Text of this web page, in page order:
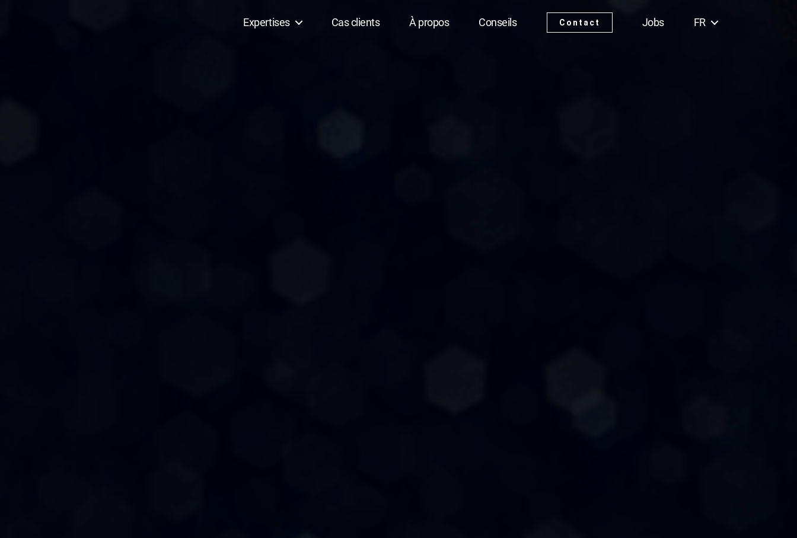
Expertises Cas clients À propos Conseils Contact Jobs FR